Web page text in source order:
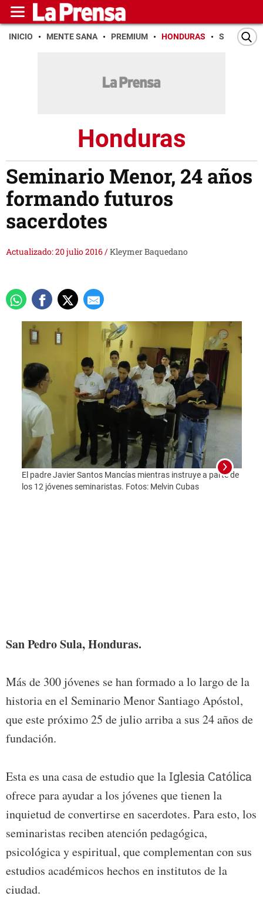
INICIO MENTE SANA PREMIUM HONDURAS SAN PEDRO
Honduras
Seminario Menor, 24 años
formando futuros
sacerdotes
Actualizado: 20 julio 2016/Kleymer Baquedano
El padre Javier Santos Mancías mientras instruye a parte de
los 12 jóvenes seminaristas. Fotos: Melvin Cubas
San Pedro Sula, Honduras.
Más de 300 jóvenes se han formado a lo largo de la
historia en el Seminario Menor Santiago Apóstol,
que este próximo 25 de julio arriba a sus 24 años de
fundación.
Esta es una casa de estudio que laIglesia Católica
ofrece para ayudar a los jóvenes que tienen la
inquietud de convertirse en sacerdotes. Para esto, los
seminaristas reciben atención pedagógica,
psicológica y espiritual, que complementan con sus
estudios académicos hechos en institutos de la
ciudad.